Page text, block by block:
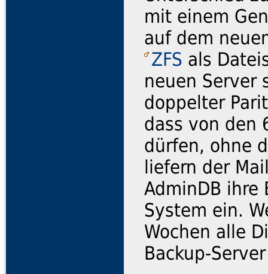
mit einem
auf dem
ZFS als
neuen Server
doppelter
dass von den
dürfen, ohne
liefern der
AdminDB ihre
System ein.
Wochen alle
Backup-